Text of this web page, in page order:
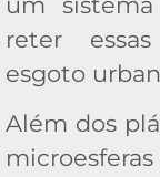
reter
esgoto
Além dos